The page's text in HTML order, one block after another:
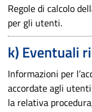
Regole di calcolo
per gli utenti.
k) Eventuali
Informazioni per
accordate agli
la relativa